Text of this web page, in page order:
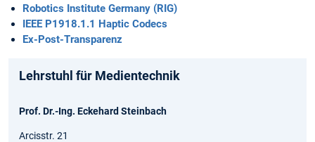
Robotics Institute Germany (RIG)
IEEE P1918.1.1 Haptic Codecs
Ex-Post-Transparenz
Lehrstuhl für Medientechnik
Prof. Dr.-Ing. Eckehard Steinbach
Arcisstr. 21